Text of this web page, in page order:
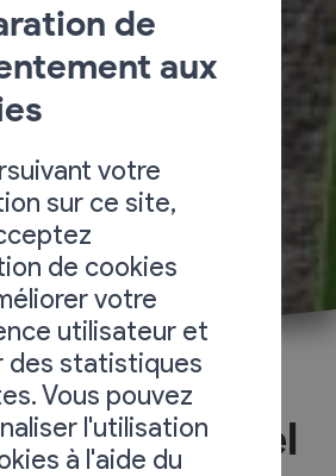
Professionnel
de
aux
votre
sur ce site,
de cookies
votre
utilisateur et
des statistiques
Vous pouvez
l'utilisation
à l'aide du